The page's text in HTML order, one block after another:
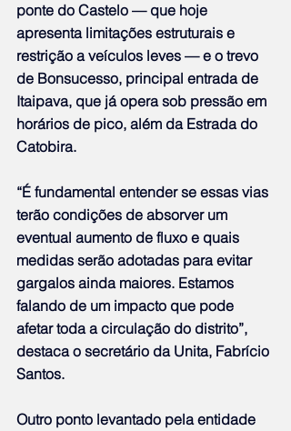
ponte do Castelo — que hoje
apresenta limitações estruturais e
restrição a veículos leves — e o trevo
de Bonsucesso, principal entrada de
Itaipava, que já opera sob pressão em
horários de pico, além da Estrada do
Catobira.
“É fundamental entender se essas vias
terão condições de absorver um
eventual aumento de fluxo e quais
medidas serão adotadas para evitar
gargalos ainda maiores. Estamos
falando de um impacto que pode
afetar toda a circulação do distrito”,
destaca o secretário da Unita, Fabrício
Santos.
Outro ponto levantado pela entidade